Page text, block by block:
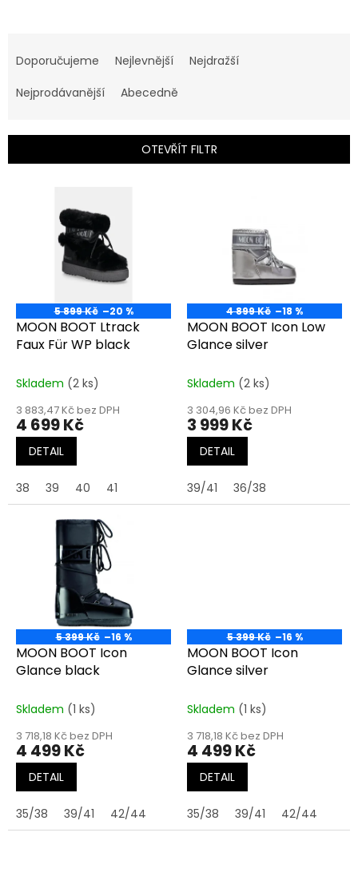
a
e
í
r
Doporučujeme Nejlevnější
Nejdražší
Nejprodávanější
Abecedně
OTEVŘÍT FILTR
o
d
5 899 Kč –20 %
MOON BOOT Ltrack
Faux Für WP black
Skladem (2 ks)
3 883,47 Kč bez DPH
4 699 Kč
DETAIL
38 39 40 41
4 899 Kč –18 %
MOON BOOT Icon Low
Glance silver
Skladem (2 ks)
3 304,96 Kč bez DPH
3 999 Kč
DETAIL
39/41 36/38
5 399 Kč –16 %
MOON BOOT Icon
Glance black
Skladem (1 ks)
3 718,18 Kč bez DPH
4 499 Kč
DETAIL
35/38 39/41 42/44
5 399 Kč –16 %
MOON BOOT Icon
Glance silver
Skladem (1 ks)
3 718,18 Kč bez DPH
4 499 Kč
DETAIL
35/38 39/41 42/44